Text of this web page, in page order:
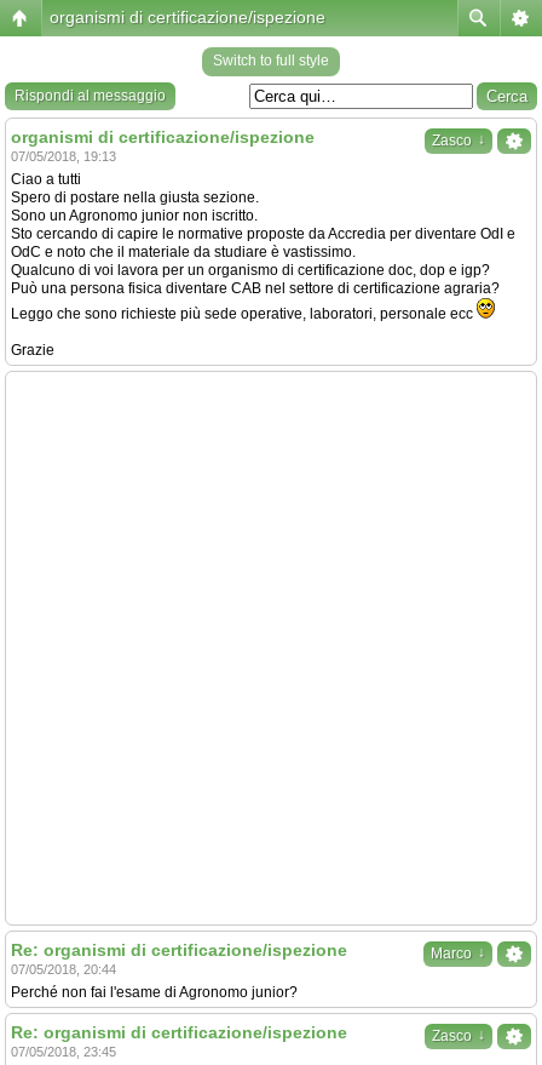
organismi di certificazione/ispezione
Switch to full style
Rispondi al messaggio
Zasco ↓
organismi di certificazione/ispezione
07/05/2018, 19:13
Ciao a tutti
Spero di postare nella giusta sezione.
Sono un Agronomo junior non iscritto.
Sto cercando di capire le normative proposte da Accredia per diventare OdI e
OdC e noto che il materiale da studiare è vastissimo.
Qualcuno di voi lavora per un organismo di certificazione doc, dop e igp?
Può una persona fisica diventare CAB nel settore di certificazione agraria?
Leggo che sono richieste più sede operative, laboratori, personale ecc
Grazie
Marco ↓
Re: organismi di certificazione/ispezione
07/05/2018, 20:44
Perché non fai l'esame di Agronomo junior?
Zasco ↓
Re: organismi di certificazione/ispezione
07/05/2018, 23:45